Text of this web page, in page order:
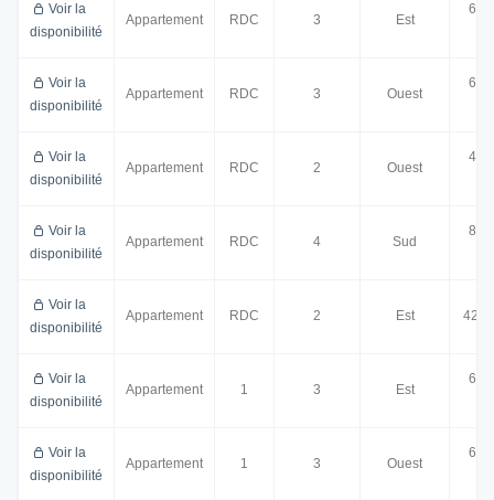
Voir la
disponibilité
Appartement RDC 3 Est
Voir la
disponibilité
Appartement RDC 3 Ouest
Voir la
disponibilité
Appartement RDC 2 Ouest
Voir la
disponibilité
Appartement RDC 4 Sud
Voir la
disponibilité
Appartement RDC 2 Est 42.2
Voir la
disponibilité
Appartement 1 3 Est
Voir la
disponibilité
Appartement 1 3 Ouest